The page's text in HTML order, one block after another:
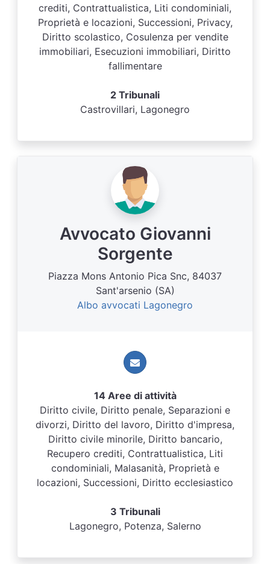
crediti, Contrattualistica, Liti condominiali,
Proprietà e locazioni, Successioni, Privacy,
Diritto scolastico, Cosulenza per vendite
immobiliari, Esecuzioni immobiliari, Diritto
fallimentare
2 Tribunali
Castrovillari, Lagonegro
Avvocato Giovanni
Sorgente
Piazza Mons Antonio Pica Snc, 84037
Sant'arsenio (SA)
Albo avvocati Lagonegro
14 Aree di attività
Diritto civile, Diritto penale, Separazioni e
divorzi, Diritto del lavoro, Diritto d'impresa,
Diritto civile minorile, Diritto bancario,
Recupero crediti, Contrattualistica, Liti
condominiali, Malasanità, Proprietà e
locazioni, Successioni, Diritto ecclesiastico
3 Tribunali
Lagonegro, Potenza, Salerno